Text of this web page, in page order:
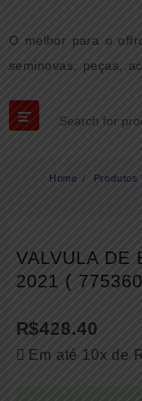
content
O melhor para o
seminovas, peças,
Home Produtos
VALVULA DE
2021 (
R$428.40
Em até 10x de